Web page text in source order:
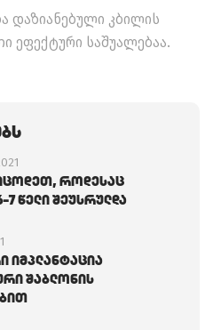
დაზიანებული კბილის
ეფექტური საშუალებაა.
Როდესაც
7 Წელი Შეუსრულდა
Იმპლანტაცია
Შაბლონის